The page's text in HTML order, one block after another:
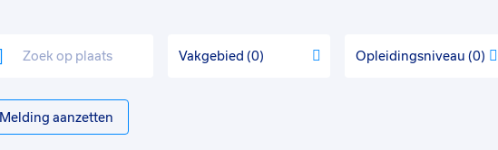
Vakgebied 0 Opleidingsniveau 0
Melding aanzetten